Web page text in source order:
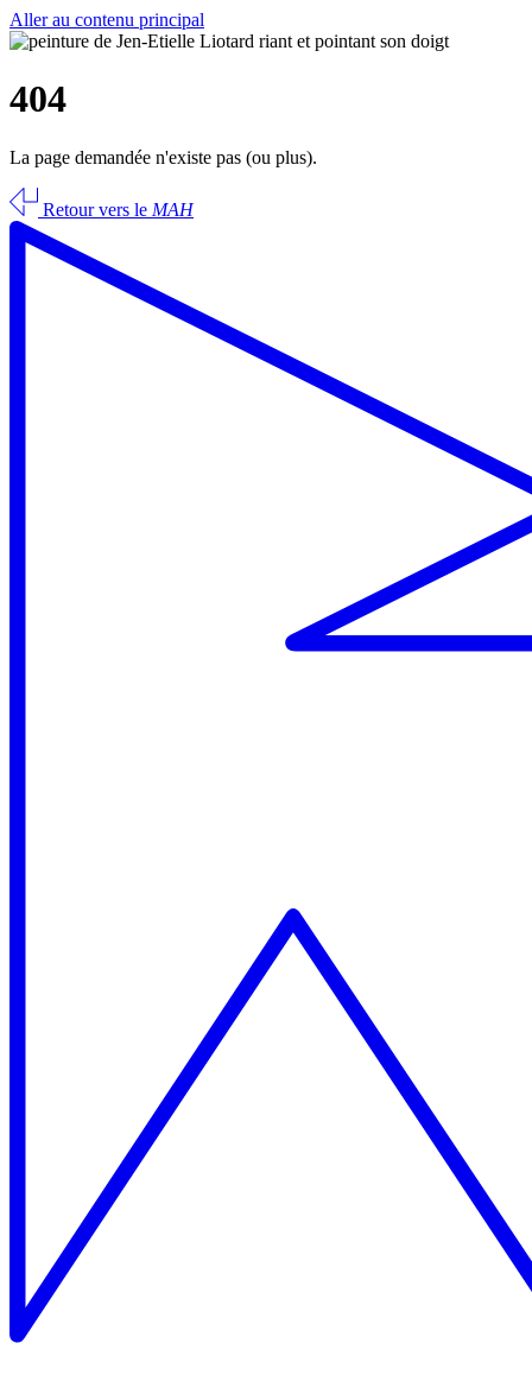
Aller au contenu principal
404
La page demandée n'existe pas (ou plus).
Retour vers le MAH